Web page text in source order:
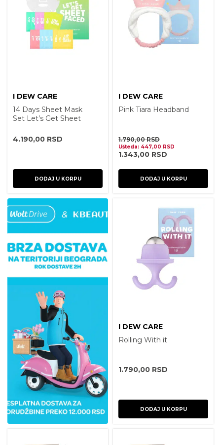
I DEW CARE
14 Days Sheet Mask
Set Let’s Get Sheet
4.190,00 RSD
DODAJ U KORPU
I DEW CARE
Pink Tiara Headband
1.790,00RSD
Ušteda: 447,00 RSD
1.343,00 RSD
DODAJ U KORPU
I DEW CARE
Rolling With it
1.790,00 RSD
DODAJ U KORPU